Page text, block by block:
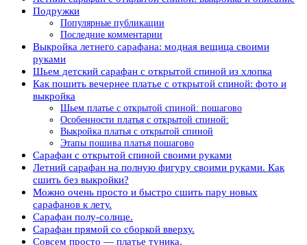
Подружки
Популярные публикации
Последние комментарии
Выкройка летнего сарафана: модная вещица своими
руками
Шьем детский сарафан с открытой спиной из хлопка
Как пошить вечернее платье с открытой спиной: фото и
выкройка
Шьем платье с открытой спиной: пошагово
Особенности платья с открытой спиной:
Выкройка платья с открытой спиной
Этапы пошива платья пошагово
Сарафан с открытой спиной своими руками
Летний сарафан на полную фигуру своими руками. Как
сшить без выкройки?
Можно очень просто и быстро сшить пару новых
сарафанов к лету.
Сарафан полу-солнце.
Сарафан прямой со сборкой вверху.
Совсем просто — платье туника.